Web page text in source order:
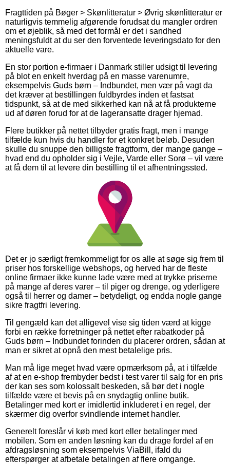
Fragttiden på Bøger > Skønlitteratur > Øvrig skønlitteratur er
naturligvis temmelig afgørende forudsat du mangler ordren
om et øjeblik, så med det formål er det i sandhed
meningsfuldt at du ser den forventede leveringsdato for den
aktuelle vare.
En stor portion e-firmaer i Danmark stiller udsigt til levering
på blot en enkelt hverdag på en masse varenumre,
eksempelvis Guds børn – Indbundet, men vær på vagt da
det kræver at bestillingen fuldbyrdes inden et fastsat
tidspunkt, så at de med sikkerhed kan nå at få produkterne
ud af døren forud for at de lageransatte drager hjemad.
Flere butikker på nettet tilbyder gratis fragt, men i mange
tilfælde kun hvis du handler for et konkret beløb. Desuden
skulle du snuppe den billigste fragtform, der mange gange –
hvad end du opholder sig i Vejle, Varde eller Sorø – vil være
at få dem til at levere din bestilling til et afhentningssted.
Det er jo særligt fremkommeligt for os alle at søge sig frem til
priser hos forskellige webshops, og herved har de fleste
online firmaer ikke kunne lade være med at trykke priserne
på mange af deres varer – til piger og drenge, og yderligere
også til herrer og damer – betydeligt, og endda nogle gange
sikre fragtfri levering.
Til gengæld kan det alligevel vise sig tiden værd at kigge
forbi en række forretninger på nettet efter rabatkoder på
Guds børn – Indbundet forinden du placerer ordren, sådan at
man er sikret at opnå den mest betalelige pris.
Man må lige meget hvad være opmærksom på, at i tilfælde
af at en e-shop frembyder bedst i test varer til salg for en pris
der kan ses som kolossalt beskeden, så bør det i nogle
tilfælde være et bevis på en snydagtig online butik.
Betalinger med kort er imidlertid inkluderet i en regel, der
skærmer dig overfor svindlende internet handler.
Generelt foreslår vi køb med kort eller betalinger med
mobilen. Som en anden løsning kan du drage fordel af en
afdragsløsning som eksempelvis ViaBill, ifald du
efterspørger at afbetale betalingen af flere omgange.